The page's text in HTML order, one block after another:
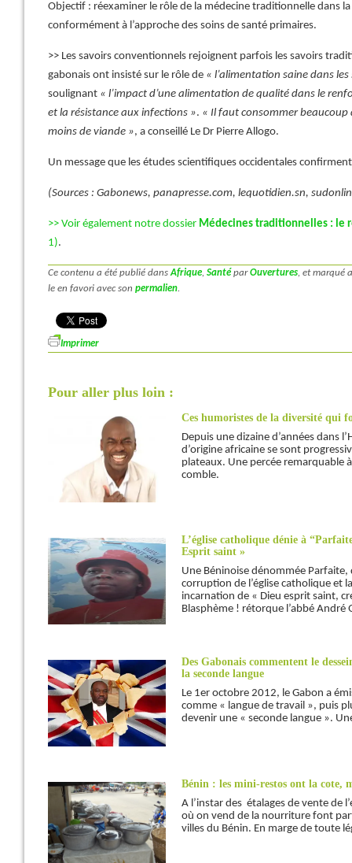
Objectif : réexaminer le rôle de la médecine traditionnelle dans
conformément à l’approche des soins de santé primaires.
>> Les savoirs conventionnels rejoignent parfois les savoirs
gabonais ont insisté sur le rôle de « l’alimentation saine dans
soulignant « l’impact d’une alimentation de qualité dans le
et la résistance aux infections ». « Il faut consommer
moins de viande », a conseillé Le Dr Pierre Allogo.
Un message que les études scientifiques occidentales
(Sources : Gabonews, panapresse.com, lequotidien.sn,
>> Voir également notre dossier Médecines traditionnelles : le
1).
Ce contenu a été publié dansAfrique, Santé parOuvertures, et marqué
le en favori avec son permalien.
Imprimer
Pour aller plus loin :
Ces humoristes de la diversité qui
Depuis une dizaine d’années dans
d’origine africaine se sont
plateaux. Une percée remarquable
comble.
L’église catholique dénie à
Esprit saint »
Une Béninoise dénommée
corruption de l’église catholique et
incarnation de « Dieu esprit saint,
Blasphème ! rétorque l’abbé André
Des Gabonais commentent le
la seconde langue
Le 1er octobre 2012, le Gabon a
comme « langue de travail », puis
devenir une « seconde langue ».
Bénin : les mini-restos ont la cote,
A l’instar des étalages de vente de
où on vend de la nourriture font
villes du Bénin. En marge de toute